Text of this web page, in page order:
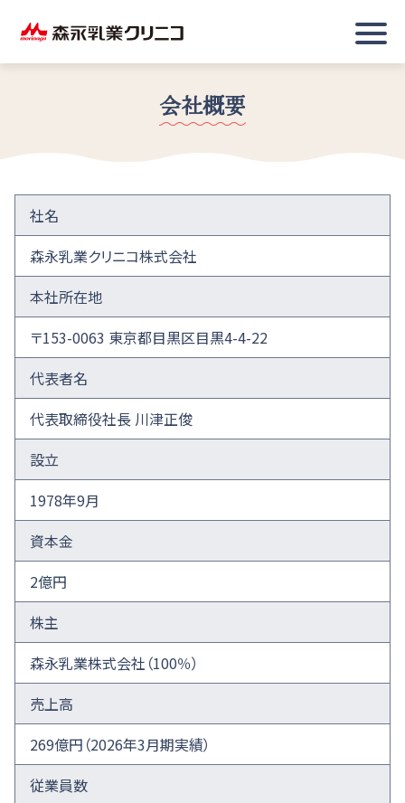
会社概要
社名
森永乳業クリニコ株式会社
本社所在地
〒153-0063 東京都目黒区目黒4-4-22
代表者名
代表取締役社長 川津正俊
設立
1978年9月
資本金
2億円
株主
森永乳業株式会社（100％）
売上高
269億円（2026年3月期実績）
従業員数